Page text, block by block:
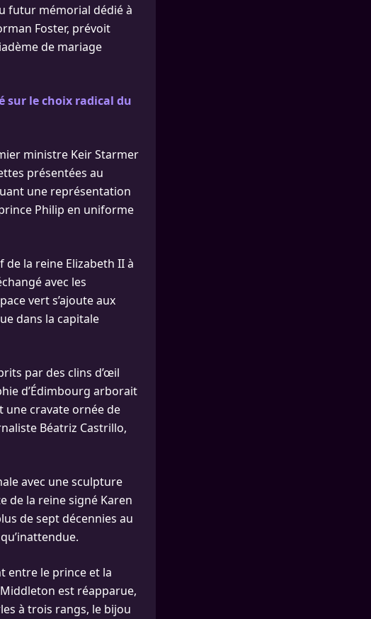
futur mémorial dédié à
Foster, prévoit
de mariage
sur le choix radical du
ministre Keir Starmer
présentées au
une représentation
Philip en uniforme
la reine Elizabeth II à
avec les
vert s’ajoute aux
dans la capitale
par des clins d’œil
d’Édimbourg arborait
cravate ornée de
Béatriz Castrillo,
avec une sculpture
de la reine signé Karen
de sept décennies au
entre le prince et la
est réapparue,
à trois rangs, le bijou